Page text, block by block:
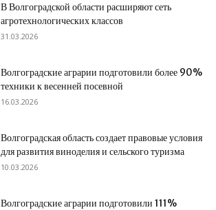
В Волгоградской области расширяют сеть
агротехнологических классов
31.03.2026
Волгоградские аграрии подготовили более 90%
техники к весенней посевной
16.03.2026
Волгоградская область создает правовые условия
для развития виноделия и сельского туризма
10.03.2026
Волгоградские аграрии подготовили 111%